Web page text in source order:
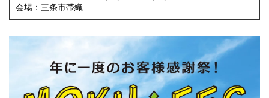
会場：三条市帯織